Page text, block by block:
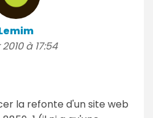
à 17:54
la refonte d'un site web